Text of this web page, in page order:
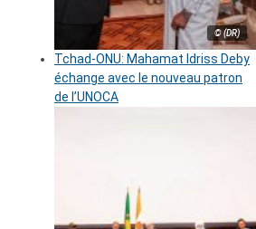
© (DR)
Tchad-ONU: Mahamat Idriss Deby
échange avec le nouveau patron
de l’UNOCA